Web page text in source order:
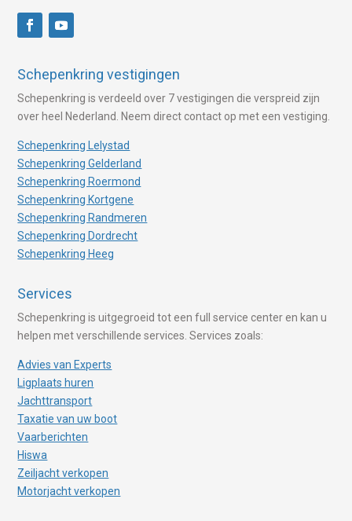
Schepenkring vestigingen
Schepenkring is verdeeld over 7 vestigingen die verspreid zijn
over heel Nederland. Neem direct contact op met een vestiging.
Schepenkring Lelystad
Schepenkring Gelderland
Schepenkring Roermond
Schepenkring Kortgene
Schepenkring Randmeren
Schepenkring Dordrecht
Schepenkring Heeg
Services
Schepenkring is uitgegroeid tot een full service center en kan u
helpen met verschillende services. Services zoals:
Advies van Experts
Ligplaats huren
Jachttransport
Taxatie van uw boot
Vaarberichten
Hiswa
Zeiljacht verkopen
Motorjacht verkopen